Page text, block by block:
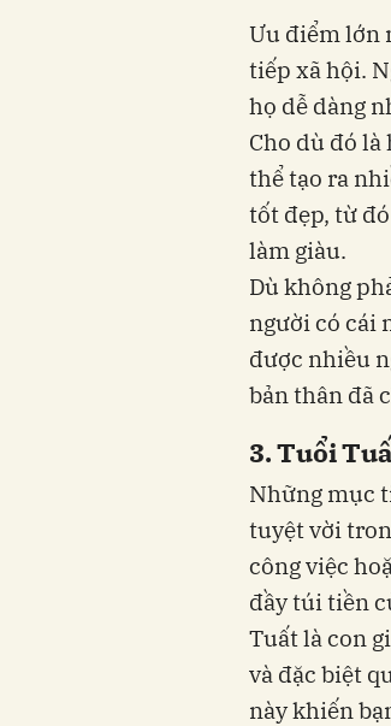
Ưu điểm lớn
tiếp xã hội.
họ dễ dàng
Cho dù đó
thể tạo ra
tốt đẹp, từ
làm giàu.
Dù không
người có cái
được nhiều
bản thân đã
3. Tuổi
Những mục
tuyệt vời
công việc
đầy túi tiền
Tuất là con
và đặc biệt
này khiến